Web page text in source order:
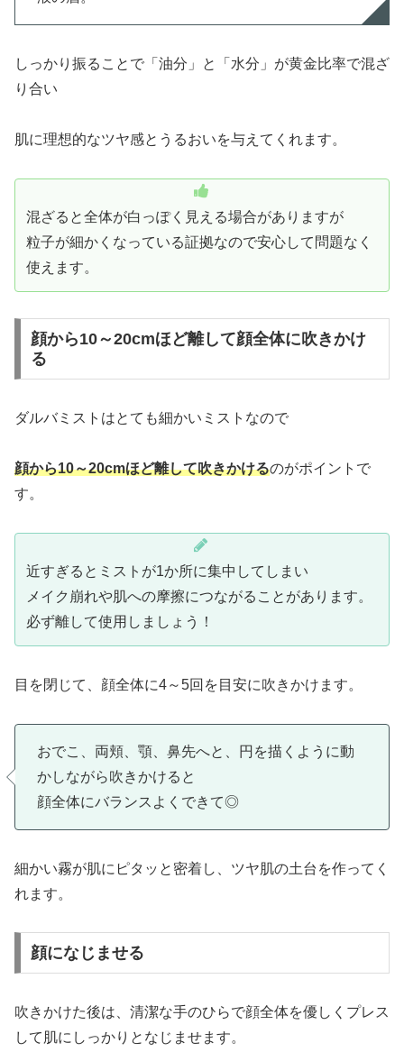
しっかり振ることで「油分」と「水分」が黄金比率で混ざ
り合い
肌に理想的なツヤ感とうるおいを与えてくれます。
混ざると全体が白っぽく見える場合がありますが
粒子が細かくなっている証拠なので安心して問題なく
使えます。
顔から10～20cmほど離して顔全体に吹きかけ
る
ダルバミストはとても細かいミストなので
顔から10～20cmほど離して吹きかけるのがポイントで
す。
近すぎるとミストが1か所に集中してしまい
メイク崩れや肌への摩擦につながることがあります。
必ず離して使用しましょう！
目を閉じて、顔全体に4～5回を目安に吹きかけます。
おでこ、両頬、顎、鼻先へと、円を描くように動
かしながら吹きかけると
顔全体にバランスよくできて◎
細かい霧が肌にピタッと密着し、ツヤ肌の土台を作ってく
れます。
顔になじませる
吹きかけた後は、清潔な手のひらで顔全体を優しくプレス
して肌にしっかりとなじませます。